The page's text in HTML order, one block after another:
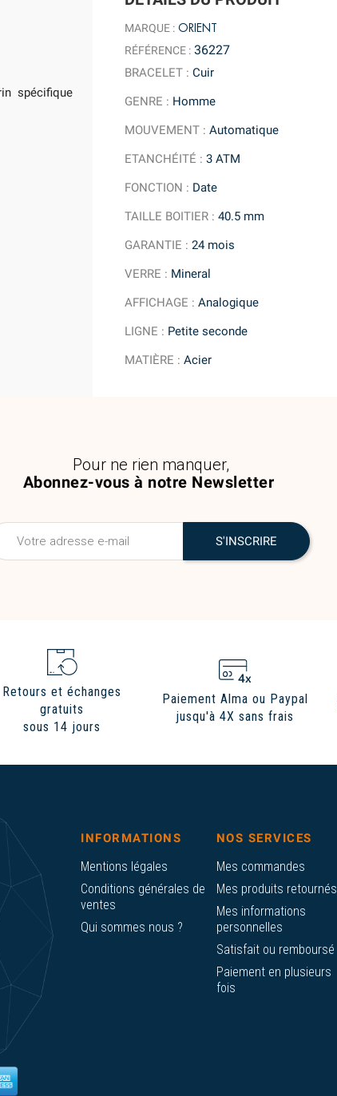
MARQUE : ORIENT
RÉFÉRENCE : 36227
BRACELET: Cuir
GENRE : Homme
MOUVEMENT: Automatique
ETANCHÉITÉ : 3 ATM
FONCTION : Date
TAILLE BOITIER: 40.5 mm
GARANTIE : 24 mois
VERRE : Mineral
AFFICHAGE : Analogique
LIGNE : Petite seconde
MATIÈRE : Acier
spécifique
Abonnez-vous à notre Newsletter
Pour ne rien manquer,
Retours et échanges
gratuits
sous 14 jours
Paiement Alma ou Paypal
jusqu'à 4X sans frais
INFORMATIONS
Mentions légales
Conditions générales de
ventes
Qui sommes nous ?
NOS SERVICES
Mes commandes
Mes produits retournés
Mes informations
personnelles
Satisfait ou remboursé
Paiement en plusieurs
fois